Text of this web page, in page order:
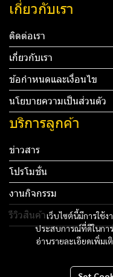
เว็บไซต์นี้มีการใช้
ประสบการณ์ที่ดีในกา
อ่านรายละเอียดเพิ่มเ
เกี่ยวกับเรา
ติดต่อเรา
เกี่ยวกับเรา
ข้อกำหนดและเงื่อนไข
นโยบายความเป็นส่วนตัว
บริการลูกค้า
ข่าวสาร
โปรโมชั่น
งานกิจกรรม
รีวิวสินค้า
Tel: 012 345 67890